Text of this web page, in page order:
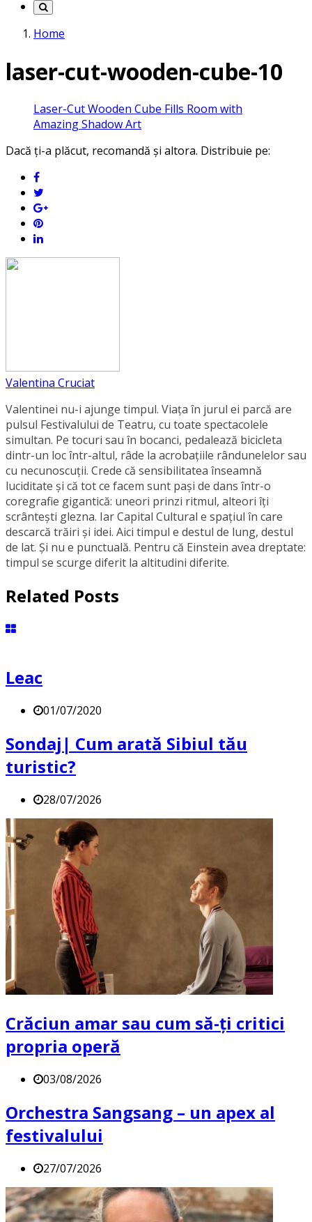
Home
laser-cut-wooden-cube-10
Laser-Cut Wooden Cube Fills Room with
Amazing Shadow Art
Dacă ți-a plăcut, recomandă și altora. Distribuie pe:
Valentina Cruciat
Valentinei nu-i ajunge timpul. Viața în jurul ei parcă are
pulsul Festivalului de Teatru, cu toate spectacolele
simultan. Pe tocuri sau în bocanci, pedalează bicicleta
dintr-un loc într-altul, râde la acrobațiile rândunelelor sau
cu necunoscuții. Crede că sensibilitatea înseamnă
luciditate și că tot ce facem sunt pași de dans într-o
coregrafie gigantică: uneori prinzi ritmul, alteori îți
scrântești glezna. Iar Capital Cultural e spațiul în care
descarcă trăiri și idei. Aici timpul e destul de lung, destul
de lat. Și nu e punctuală. Pentru că Einstein avea dreptate:
timpul se scurge diferit la altitudini diferite.
Related Posts
Leac
01/07/2020
Sondaj| Cum arată Sibiul tău
turistic?
28/07/2026
Crăciun amar sau cum să-ți critici
propria operă
03/08/2026
Orchestra Sangsang – un apex al
festivalului
27/07/2026